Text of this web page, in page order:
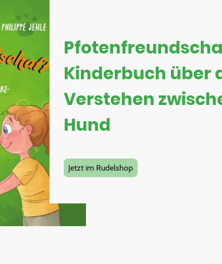
Kinderbuch über
Verstehen
Hund
Jetzt im Rudelshop